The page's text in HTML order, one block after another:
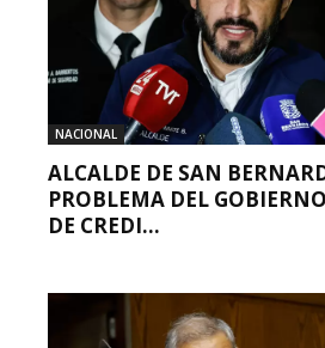
NACIONAL
ALCALDE DE SAN
PROBLEMA DEL
DE CREDI...